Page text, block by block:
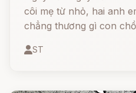
côi mẹ từ nhỏ, hai anh
chẳng thương gì con
ST